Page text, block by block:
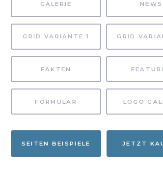
GALERIE NEWS
GRID VARIANTE 1 GRID
FAKTEN
FORMULAR LOGO
SEITEN BEISPIELE JETZT